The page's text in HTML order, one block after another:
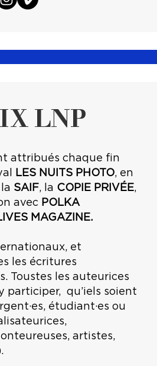
LNP
attribués chaque fin
LES NUITS PHOTO, en
SAIF, la COPIE PRIVÉE,
avec POLKA
MAGAZINE.
et
les écritures
Toustes les auteurices
participer, qu’iels soient
étudiant·es ou
artistes,